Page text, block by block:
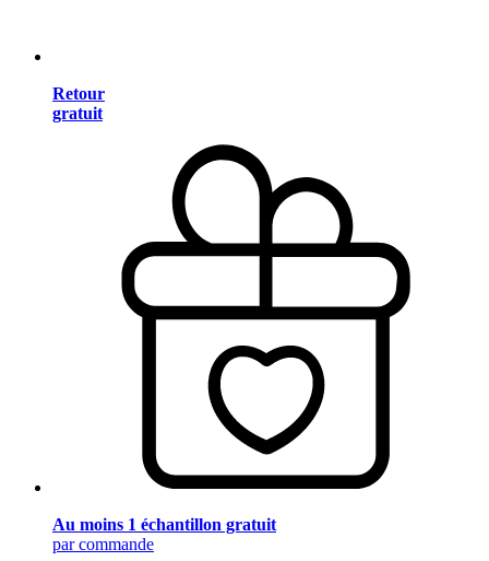
Retour
gratuit
Au moins 1 échantillon gratuit
par commande